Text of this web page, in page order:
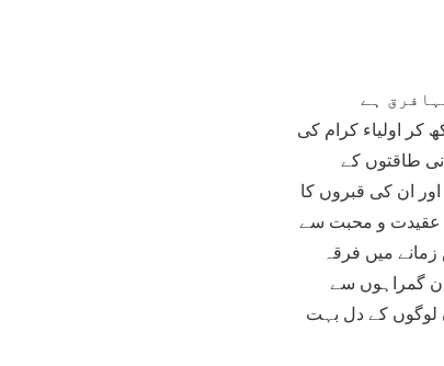
ہے
کر اولیاء کرام کی
طاقتوں کے
ان کی قبروں کا
عقیدت و محبت سے
میں فرقہ
ان گمراہوں سے
لوگوں کے دل بہت